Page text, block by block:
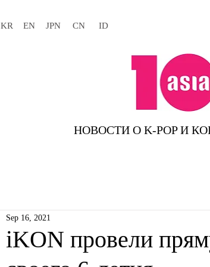
KR EN JPN CN ID
НОВОСТИ О K-POP И
iKON провели
Sep 16, 2021